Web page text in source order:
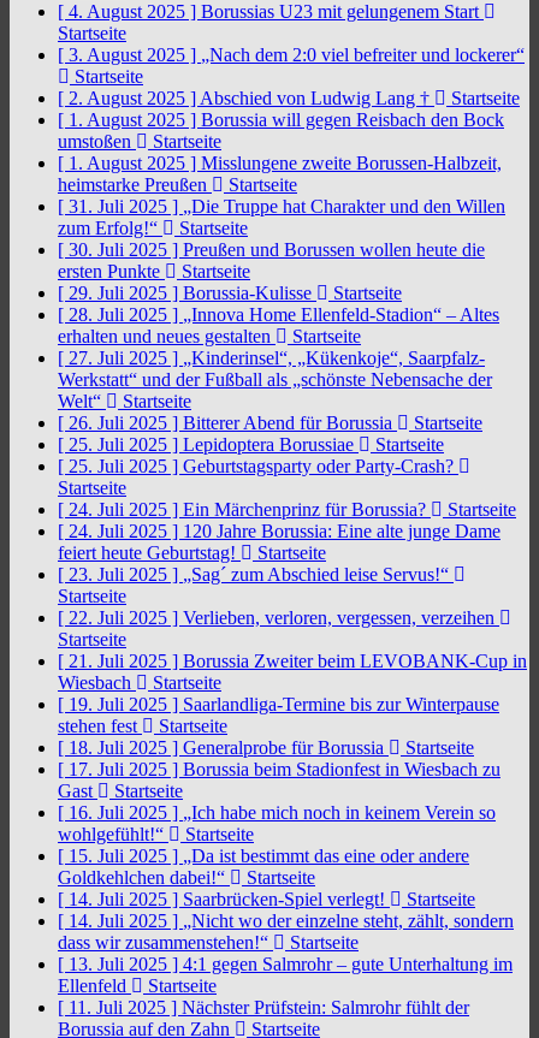
[ 4. August 2025 ] Borussias U23 mit gelungenem Start
Startseite
[ 3. August 2025 ] „Nach dem 2:0 viel befreiter und lockerer“
Startseite
[ 2. August 2025 ] Abschied von Ludwig Lang †
Startseite
[ 1. August 2025 ] Borussia will gegen Reisbach den Bock
umstoßen
Startseite
[ 1. August 2025 ] Misslungene zweite Borussen-Halbzeit,
heimstarke Preußen
Startseite
[ 31. Juli 2025 ] „Die Truppe hat Charakter und den Willen
zum Erfolg!“
Startseite
[ 30. Juli 2025 ] Preußen und Borussen wollen heute die
ersten Punkte
Startseite
[ 29. Juli 2025 ] Borussia-Kulisse
Startseite
[ 28. Juli 2025 ] „Innova Home Ellenfeld-Stadion“ – Altes
erhalten und neues gestalten
Startseite
[ 27. Juli 2025 ] „Kinderinsel“, „Kükenkoje“, Saarpfalz-
Werkstatt“ und der Fußball als „schönste Nebensache der
Welt“
Startseite
[ 26. Juli 2025 ] Bitterer Abend für Borussia
Startseite
[ 25. Juli 2025 ] Lepidoptera Borussiae
Startseite
[ 25. Juli 2025 ] Geburtstagsparty oder Party-Crash?
Startseite
[ 24. Juli 2025 ] Ein Märchenprinz für Borussia?
Startseite
[ 24. Juli 2025 ] 120 Jahre Borussia: Eine alte junge Dame
feiert heute Geburtstag!
Startseite
[ 23. Juli 2025 ] „Sag´ zum Abschied leise Servus!“
Startseite
[ 22. Juli 2025 ] Verlieben, verloren, vergessen, verzeihen
Startseite
[ 21. Juli 2025 ] Borussia Zweiter beim LEVOBANK-Cup in
Wiesbach
Startseite
[ 19. Juli 2025 ] Saarlandliga-Termine bis zur Winterpause
stehen fest
Startseite
[ 18. Juli 2025 ] Generalprobe für Borussia
Startseite
[ 17. Juli 2025 ] Borussia beim Stadionfest in Wiesbach zu
Gast
Startseite
[ 16. Juli 2025 ] „Ich habe mich noch in keinem Verein so
wohlgefühlt!“
Startseite
[ 15. Juli 2025 ] „Da ist bestimmt das eine oder andere
Goldkehlchen dabei!“
Startseite
[ 14. Juli 2025 ] Saarbrücken-Spiel verlegt!
Startseite
[ 14. Juli 2025 ] „Nicht wo der einzelne steht, zählt, sondern
dass wir zusammenstehen!“
Startseite
[ 13. Juli 2025 ] 4:1 gegen Salmrohr – gute Unterhaltung im
Ellenfeld
Startseite
[ 11. Juli 2025 ] Nächster Prüfstein: Salmrohr fühlt der
Borussia auf den Zahn
Startseite